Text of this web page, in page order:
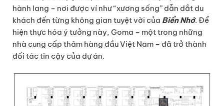
hành lang – nơi được ví như “xương sống” dẫn dắt du
khách đến từng không gian tuyệt vời của Biển Nhớ. Để
hiện thực hóa ý tưởng này, Goma – một trong những
nhà cung cấp thảm hàng đầu Việt Nam – đã trở thành
đối tác tin cậy của dự án.